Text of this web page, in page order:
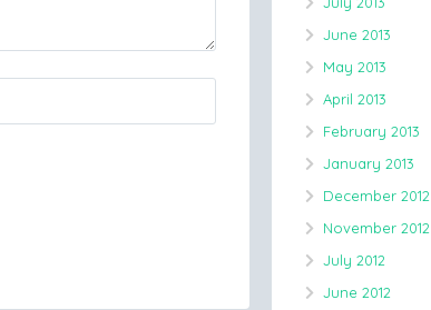
June 2013
May 2013
April 2013
February 2013
January 2013
December 2012
November 2012
July 2012
June 2012